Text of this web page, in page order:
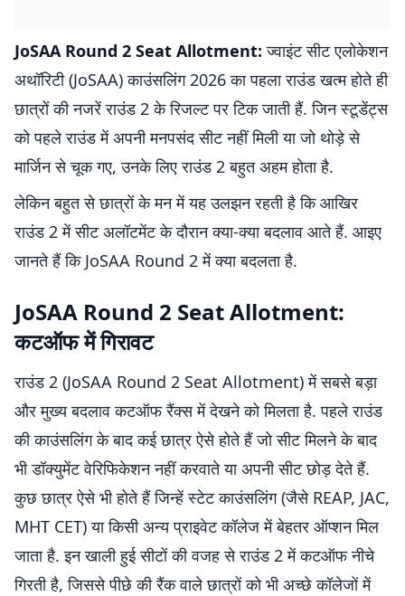
JoSAA Round 2 Seat Allotment:ज्वाइंट सीट एलोकेशन
अथॉरिटी (JoSAA) काउंसलिंग 2026 का पहला राउंड खत्म होते ही
छात्रों की नजरें राउंड 2 के रिजल्ट पर टिक जाती हैं. जिन स्टूडेंट्स
को पहले राउंड में अपनी मनपसंद सीट नहीं मिली या जो थोड़े से
मार्जिन से चूक गए, उनके लिए राउंड 2 बहुत अहम होता है.
लेकिन बहुत से छात्रों के मन में यह उलझन रहती है कि आखिर
राउंड 2 में सीट अलॉटमेंट के दौरान क्या-क्या बदलाव आते हैं. आइए
जानते हैं कि JoSAA Round 2 में क्या बदलता है.
JoSAA Round 2 Seat Allotment:
कटऑफ में गिरावट
राउंड 2 (JoSAA Round 2 Seat Allotment) में सबसे बड़ा
और मुख्य बदलाव कटऑफ रैंक्स में देखने को मिलता है. पहले राउंड
की काउंसलिंग के बाद कई छात्र ऐसे होते हैं जो सीट मिलने के बाद
भी डॉक्युमेंट वेरिफिकेशन नहीं करवाते या अपनी सीट छोड़ देते हैं.
कुछ छात्र ऐसे भी होते हैं जिन्हें स्टेट काउंसलिंग (जैसे REAP, JAC,
MHT CET) या किसी अन्य प्राइवेट कॉलेज में बेहतर ऑप्शन मिल
जाता है. इन खाली हुई सीटों की वजह से राउंड 2 में कटऑफ नीचे
गिरती है, जिससे पीछे की रैंक वाले छात्रों को भी अच्छे कॉलेजों में